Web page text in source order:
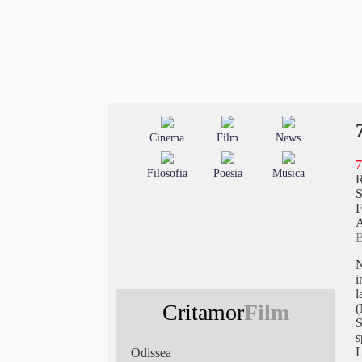
Cinema Film News
Filosofia Poesia Musica
CritamorFilm
Odissea